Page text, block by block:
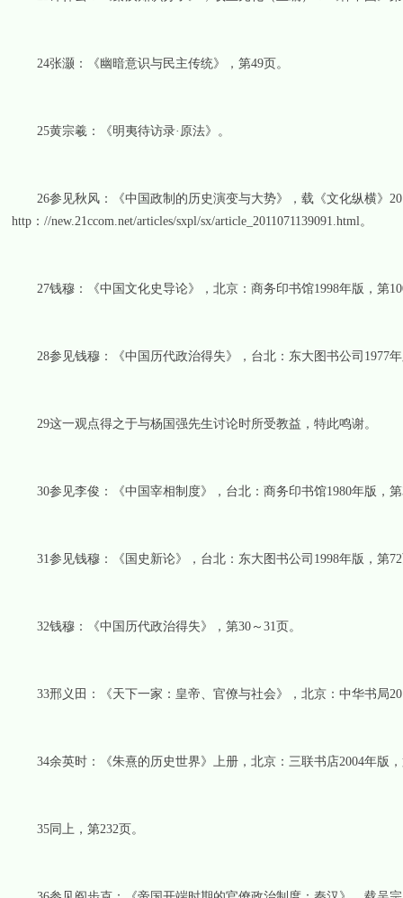
24张灏：《幽暗意识与民主传统》，第49页。
25黄宗羲：《明夷待访录·原法》。
26参见秋风：《中国政制的历史演变与大势》，载《文化纵横》
http：//new.21ccom.net/articles/sxpl/sx/article_2011071139091.html。
27钱穆：《中国文化史导论》，北京：商务印书馆1998年版，第
28参见钱穆：《中国历代政治得失》，台北：东大图书公司1977年
29这一观点得之于与杨国强先生讨论时所受教益，特此鸣谢。
30参见李俊：《中国宰相制度》，台北：商务印书馆1980年版，第
31参见钱穆：《国史新论》，台北：东大图书公司1998年版，第
32钱穆：《中国历代政治得失》，第30～31页。
33邢义田：《天下一家：皇帝、官僚与社会》，北京：中华书局
34余英时：《朱熹的历史世界》上册，北京：三联书店2004年版，
35同上，第232页。